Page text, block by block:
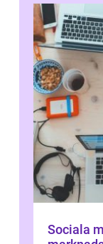
Sociala